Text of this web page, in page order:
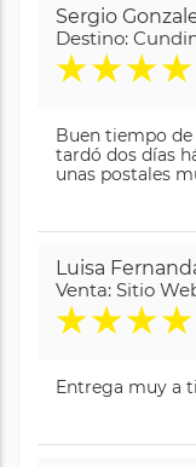
Sergio
Destino:
★★★★
Buen tiempo
tardó dos días
unas postales
Luisa
Venta: Sitio
★★★★
Entrega muy a